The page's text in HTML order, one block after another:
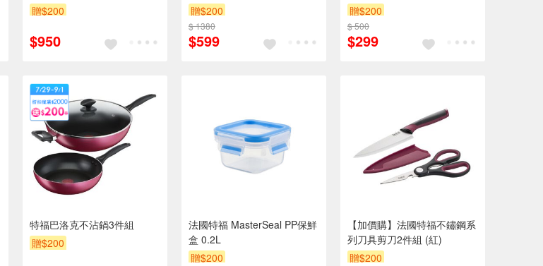
贈$200
$950
贈$200
$ 1380
$599
贈$200
$ 500
$299
特福巴洛克不沾鍋3件組
贈$200
法國特福 MasterSeal PP保鮮
盒 0.2L
贈$200
【加價購】法國特福不鏽鋼系
列刀具剪刀2件組 (紅)
贈$200